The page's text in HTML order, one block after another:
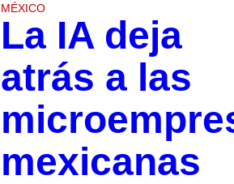
MÉXICO
La IA deja
atrás a las
mexicanas